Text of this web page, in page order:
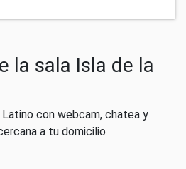
la sala Isla de la
con webcam, chatea y
a tu domicilio